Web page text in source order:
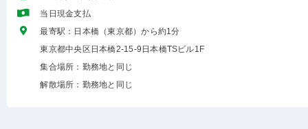
当日現金支払
最寄駅：日本橋（東京都）から約1分
東京都中央区日本橋2-15-9日本橋TSビル1F
集合場所：勤務地と同じ
解散場所：勤務地と同じ